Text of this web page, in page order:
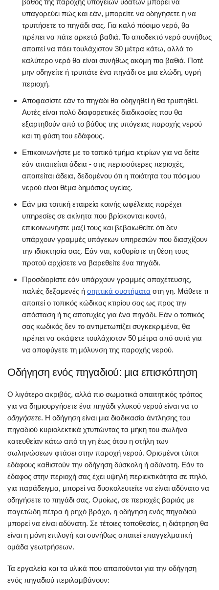
βάθος της παροχής υπόγειων υδάτων μπορεί να
υπαγορεύει πώς και εάν, μπορείτε να οδηγήσετε ή να
τρυπήσετε το πηγάδι σας. Για καλό πόσιμο νερό, θα
πρέπει να πάτε αρκετά βαθιά. Το αποδεκτό νερό συνήθως
απαιτεί να πάει τουλάχιστον 30 μέτρα κάτω, αλλά το
καλύτερο νερό θα είναι συνήθως ακόμη πιο βαθιά. Ποτέ
μην οδηγείτε ή τρυπάτε ένα πηγάδι σε μια ελώδη, υγρή
περιοχή.
Αποφασίστε εάν το πηγάδι θα οδηγηθεί ή θα τρυπηθεί.
Αυτές είναι πολύ διαφορετικές διαδικασίες που θα
εξαρτηθούν από το βάθος της υπόγειας παροχής νερού
και τη φύση του εδάφους.
Επικοινωνήστε με το τοπικό τμήμα κτιρίων για να δείτε
εάν απαιτείται άδεια - στις περισσότερες περιοχές,
απαιτείται άδεια, δεδομένου ότι η ποιότητα του πόσιμου
νερού είναι θέμα δημόσιας υγείας.
Εάν μια τοπική εταιρεία κοινής ωφέλειας παρέχει
υπηρεσίες σε ακίνητα που βρίσκονται κοντά,
επικοινωνήστε μαζί τους και βεβαιωθείτε ότι δεν
υπάρχουν γραμμές υπόγειων υπηρεσιών που διασχίζουν
την ιδιοκτησία σας. Εάν ναι, καθορίστε τη θέση τους
προτού αρχίσετε να βαρεθείτε ένα πηγάδι.
Προσδιορίστε εάν υπάρχουν γραμμές αποχέτευσης,
παλιές δεξαμενές ή σηπτικά συστήματα στη γη. Μάθετε τι
απαιτεί ο τοπικός κώδικας κτιρίου σας ως προς την
απόσταση ή τις αποτυχίες για ένα πηγάδι. Εάν ο τοπικός
σας κωδικός δεν το αντιμετωπίζει συγκεκριμένα, θα
πρέπει να σκάψετε τουλάχιστον 50 μέτρα από αυτά για
να αποφύγετε τη μόλυνση της παροχής νερού.
Οδήγηση ενός πηγαδιού: μια επισκόπηση
Ο λιγότερο ακριβός, αλλά πιο σωματικά απαιτητικός τρόπος
για να δημιουργήσετε ένα πηγάδι γλυκού νερού είναι να το
οδηγήσετε. Η οδήγηση είναι μια διαδικασία άντλησης του
πηγαδιού κυριολεκτικά χτυπώντας τα μήκη του σωλήνα
κατευθείαν κάτω από τη γη έως ότου η στήλη των
σωληνώσεων φτάσει στην παροχή νερού. Ορισμένοι τύποι
εδάφους καθιστούν την οδήγηση δύσκολη ή αδύνατη. Εάν το
έδαφος στην περιοχή σας έχει υψηλή περιεκτικότητα σε πηλό,
για παράδειγμα, μπορεί να δυσκολευτείτε να είναι αδύνατο να
οδηγήσετε το πηγάδι σας. Ομοίως, σε περιοχές βαριάς με
παγετώδη πέτρα ή ρηχό βράχο, η οδήγηση ενός πηγαδιού
μπορεί να είναι αδύνατη. Σε τέτοιες τοποθεσίες, η διάτρηση θα
είναι η μόνη επιλογή και συνήθως απαιτεί επαγγελματική
ομάδα γεωτρήσεων.
Τα εργαλεία και τα υλικά που απαιτούνται για την οδήγηση
ενός πηγαδιού περιλαμβάνουν: